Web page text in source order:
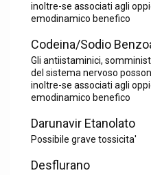
inoltre-se associati agli
emodinamico benefico
Codeina/Sodio
Gli antiistaminici,
del sistema nervoso
inoltre-se associati agli
emodinamico benefico
Darunavir Etanolato
Possibile grave tossicita'
Desflurano